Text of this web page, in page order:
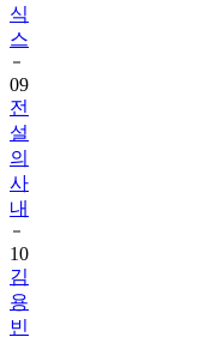
식
스
09
전
설
의
사
내
10
김
용
빈